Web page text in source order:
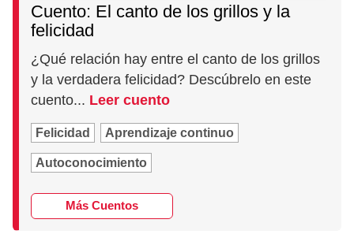
Cuento: El canto de los grillos y la
felicidad
¿Qué relación hay entre el canto de los grillos
y la verdadera felicidad? Descúbrelo en este
cuento... Leer cuento
Felicidad Aprendizaje continuo
Autoconocimiento
Más Cuentos